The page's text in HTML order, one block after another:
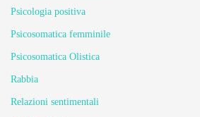
Psicologia positiva
Psicosomatica femminile
Psicosomatica Olistica
Rabbia
Relazioni sentimentali